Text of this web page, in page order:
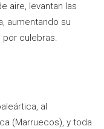
aire, levantan las
aumentando su
por culebras.
al
(Marruecos), y toda